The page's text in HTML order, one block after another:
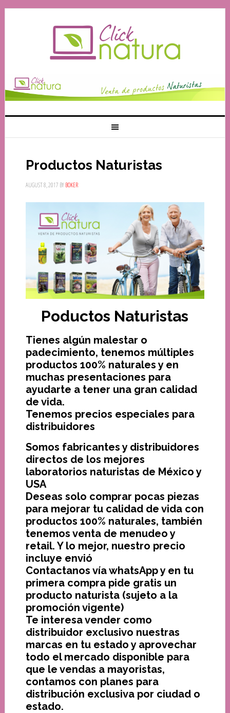
Productos Naturistas
AUGUST 8, 2017 BYBOKER
Poductos Naturistas
Tienes algún malestar o
padecimiento, tenemos múltiples
productos 100% naturales y en
muchas presentaciones para
ayudarte a tener una gran calidad
de vida.
Tenemos precios especiales para
distribuidores
Somos fabricantes y distribuidores
directos de los mejores
laboratorios naturistas de México y
USA
Deseas solo comprar pocas piezas
para mejorar tu calidad de vida con
productos 100% naturales, también
tenemos venta de menudeo y
retail. Y lo mejor, nuestro precio
incluye envió
Contactanos vía whatsApp y en tu
primera compra pide gratis un
producto naturista (sujeto a la
promoción vigente)
Te interesa vender como
distribuidor exclusivo nuestras
marcas en tu estado y aprovechar
todo el mercado disponible para
que le vendas a mayoristas,
contamos con planes para
distribución exclusiva por ciudad o
estado.